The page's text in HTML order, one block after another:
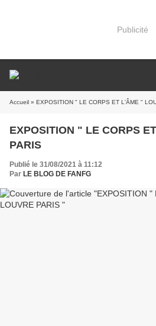
Publicité
Accueil » EXPOSITION " LE CORPS ET L'ÂME "
EXPOSITION " LE CORPS
PARIS
Publié le 31/08/2021 à 11:12
Par LE BLOG DE FANFG